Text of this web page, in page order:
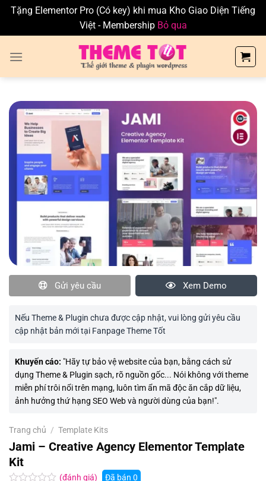
Tặng Elementor Pro (Có key) khi mua Kho Giao Diện Tiếng
Việt - Membership Bỏ qua
Gửi yêu cầu Xem Demo
Nếu Theme & Plugin chưa được cập nhật, vui lòng gửi yêu cầu
cập nhật bản mới tại Fanpage Theme Tốt
Khuyến cáo: "Hãy tự bảo vệ website của bạn, bằng cách sử
dụng Theme & Plugin sạch, rõ nguồn gốc... Nói không với theme
miễn phí trôi nổi trên mạng, luôn tìm ẩn mã độc ăn cắp dữ liệu,
ảnh hưởng thứ hạng SEO Web và người dùng của bạn!".
Trang chủ / Template Kits
Jami – Creative Agency Elementor Template
Kit
(đánh giá) Đã bán 0